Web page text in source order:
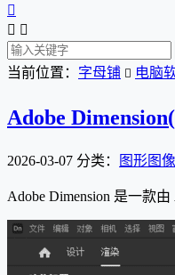

 
当前位置： 字母铺  电脑
Adobe
2026-03-07 分类： 图形图像
Adobe Dimension 是一款